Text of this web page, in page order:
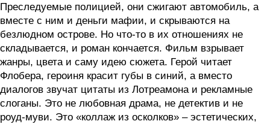
Преследуемые полицией, они сжигают автомобиль, а
вместе с ним и деньги мафии, и скрываются на
безлюдном острове. Но что-то в их отношениях не
складывается, и роман кончается. Фильм взрывает
жанры, цвета и саму идею сюжета. Герой читает
Флобера, героиня красит губы в синий, а вместо
диалогов звучат цитаты из Лотреамона и рекламные
слоганы. Это не любовная драма, не детектив и не
роуд-муви. Это «коллаж из осколков» – эстетических,